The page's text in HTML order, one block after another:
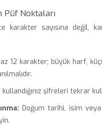
Püf Noktaları
karakter sayısına değil,
12 karakter; büyük harf,
kullandığınız şifreleri tekrar
Doğum tarihi, isim